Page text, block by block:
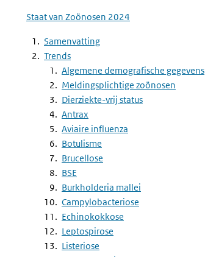
Staat van Zoönosen 2024
Samenvatting
Trends
Algemene demografische gegevens
Meldingsplichtige zoönosen
Dierziekte-vrij status
Antrax
Aviaire influenza
Botulisme
Brucellose
BSE
Burkholderia mallei
Campylobacteriose
Echinokokkose
Leptospirose
Listeriose